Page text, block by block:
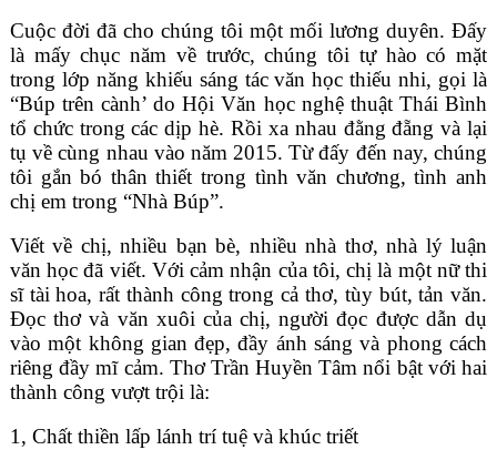
Cuộc đời đã cho chúng tôi một mối lương duyên. Đấy
là mấy chục năm về trước, chúng tôi tự hào có mặt
trong lớp năng khiếu sáng tác văn học thiếu nhi, gọi là
“Búp trên cành’ do Hội Văn học nghệ thuật Thái Bình
tổ chức trong các dịp hè. Rồi xa nhau đằng đẵng và lại
tụ về cùng nhau vào năm 2015. Từ đấy đến nay, chúng
tôi gắn bó thân thiết trong tình văn chương, tình anh
chị em trong “Nhà Búp”.
Viết về chị, nhiều bạn bè, nhiều nhà thơ, nhà lý luận
văn học đã viết. Với cảm nhận của tôi, chị là một nữ thi
sĩ tài hoa, rất thành công trong cả thơ, tùy bút, tản văn.
Đọc thơ và văn xuôi của chị, người đọc được dẫn dụ
vào một không gian đẹp, đầy ánh sáng và phong cách
riêng đầy mĩ cảm. Thơ Trần Huyền Tâm nổi bật với hai
thành công vượt trội là:
1, Chất thiền lấp lánh trí tuệ và khúc triết